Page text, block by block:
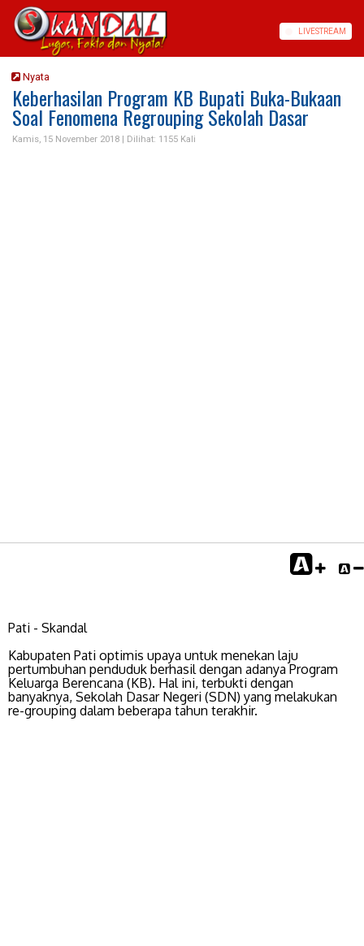
LIVESTREAM
Nyata
Keberhasilan Program KB Bupati Buka-Bukaan
Soal Fenomena Regrouping Sekolah Dasar
Kamis, 15 November 2018 | Dilihat: 1155 Kali
Pati - Skandal
Kabupaten Pati optimis upaya untuk menekan laju
pertumbuhan penduduk berhasil dengan adanya Program
Keluarga Berencana (KB). Hal ini, terbukti dengan
banyaknya, Sekolah Dasar Negeri (SDN) yang melakukan
re-grouping dalam beberapa tahun terakhir.